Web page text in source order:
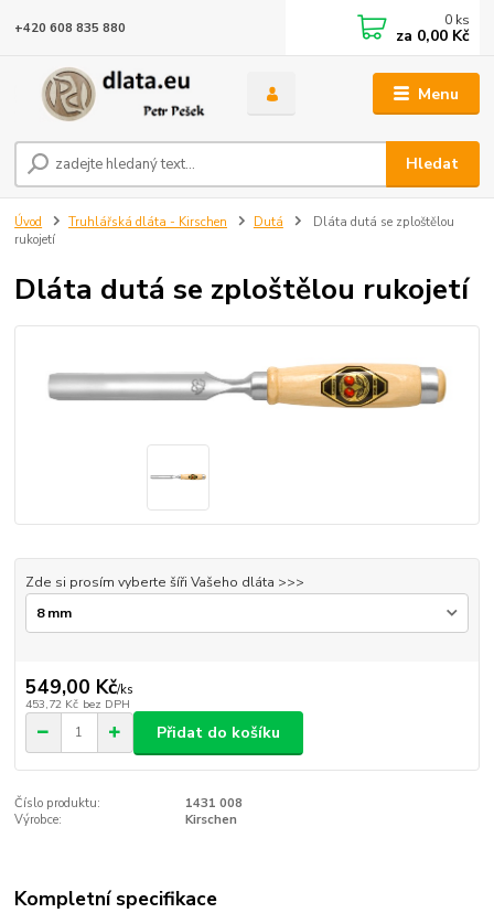
Menu
Hledat
+420 608 835 880 0 ks
za 0,00 Kč
Úvod Truhlářská dláta - Kirschen Dutá
Dláta dutá se zploštělou
rukojetí
Dláta dutá se zploštělou rukojetí
Zde si prosím vyberte šíři Vašeho dláta >>>
549,00 Kč/ks
453,72 Kč bez DPH
Přidat do košíku
Číslo produktu:
1431 008
Výrobce:
Kirschen
Kompletní specifikace